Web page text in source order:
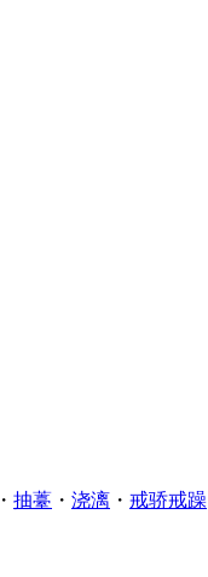
・ 抽薹 ・ 浇漓 ・ 戒骄戒躁